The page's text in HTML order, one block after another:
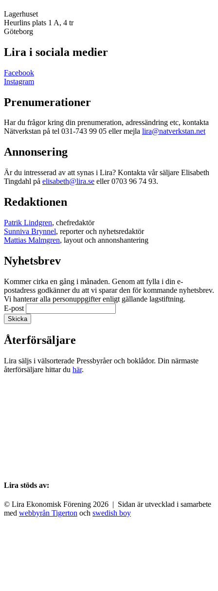
Lagerhuset
Heurlins plats 1 A, 4 tr
Göteborg
Lira i sociala medier
Facebook
Instagram
Prenumerationer
Har du frågor kring din prenumeration, adressändring etc, kontakta
Nätverkstan på tel 031-743 99 05 eller mejla lira@natverkstan.net
Annonsering
Är du intresserad av att synas i Lira? Kontakta vår säljare Elisabeth
Tingdahl på elisabeth@lira.se eller 0703 96 74 93.
Redaktionen
Patrik Lindgren, chefredaktör
Sunniva Brynnel, reporter och nyhetsredaktör
Mattias Malmgren, layout och annonshantering
Nyhetsbrev
Kommer cirka en gång i månaden. Genom att fylla i din e-
postadress godkänner du att vi sparar den för kommande nyhetsbrev.
Vi hanterar alla personuppgifter enligt gällande lagstiftning.
E-post
Återförsäljare
Lira säljs i välsorterade Pressbyråer och boklådor. Din närmaste
återförsäljare hittar du här.
Lira stöds av:
© Lira Ekonomisk Förening 2026 | Sidan är utvecklad i samarbete
med webbyrån Tigerton och swedish boy